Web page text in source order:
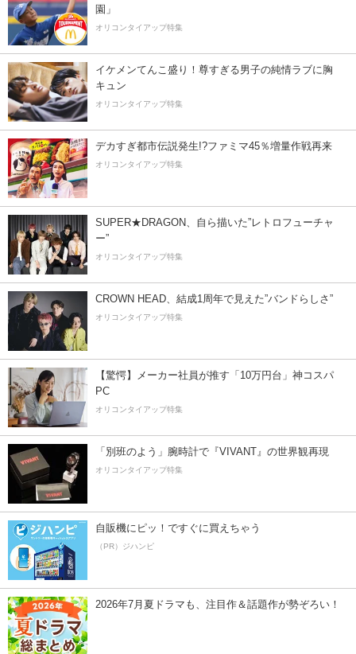
園」
オリコンタイアップ特集
イケメンてんこ盛り！尊すぎる男子の純情ラブに胸
キュン
オリコンタイアップ特集
デカすぎ都市伝説発生!?ファミマ45％増量作戦再来
オリコンタイアップ特集
SUPER★DRAGON、自ら描いた”レトロフューチャ
ー”
オリコンタイアップ特集
CROWN HEAD、結成1周年で見えた”バンドらしさ”
オリコンタイアップ特集
【驚愕】メーカー社員が推す「10万円台」神コスパ
PC
オリコンタイアップ特集
「別班のよう」腕時計で『VIVANT』の世界観再現
オリコンタイアップ特集
自販機にピッ！ですぐに買えちゃう
（PR）ジハンピ
2026年7月夏ドラマも、注目作＆話題作が勢ぞろい！